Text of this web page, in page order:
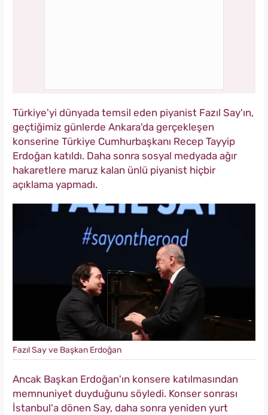
Türkiye'yi dünyada temsil eden piyanist Fazıl Say'ın,
geçtiğimiz günlerde Ankara'da gerçekleşen
konserine Türkiye Cumhurbaşkanı Recep Tayyip
Erdoğan katıldı. Daha sonra sosyal medyada ağır
hakaretlere maruz kalan ünlü piyanist hiçbir
açıklama yapmadı.
Fazıl Say ve Başkan Erdoğan
Ancak Başkan Erdoğan'ın konsere katılmasından
memnuniyet duyduğunu söyledi. Konser sonrası
İstanbul'a dönen Say, daha sonra yeniden yurt